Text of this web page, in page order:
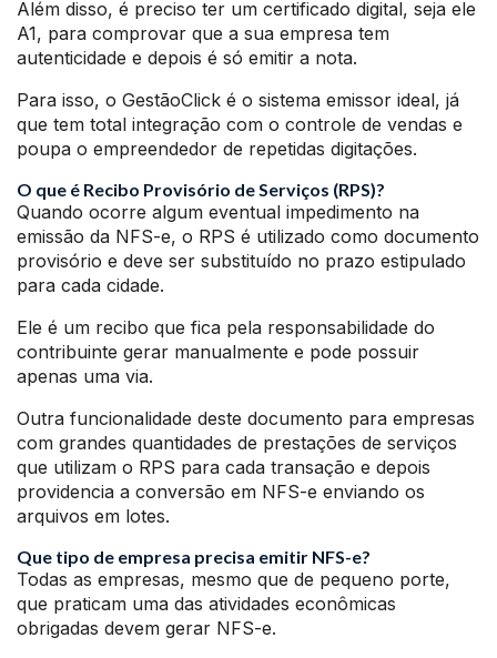
Além disso, é preciso ter um certificado digital, seja ele
A1, para comprovar que a sua empresa tem
autenticidade e depois é só emitir a nota.
Para isso, o GestãoClick é o sistema emissor ideal, já
que tem total integração com o controle de vendas e
poupa o empreendedor de repetidas digitações.
O que é Recibo Provisório de Serviços (RPS)?
Quando ocorre algum eventual impedimento na
emissão da NFS-e, o RPS é utilizado como documento
provisório e deve ser substituído no prazo estipulado
para cada cidade.
Ele é um recibo que fica pela responsabilidade do
contribuinte gerar manualmente e pode possuir
apenas uma via.
Outra funcionalidade deste documento para empresas
com grandes quantidades de prestações de serviços
que utilizam o RPS para cada transação e depois
providencia a conversão em NFS-e enviando os
arquivos em lotes.
Que tipo de empresa precisa emitir NFS-e?
Todas as empresas, mesmo que de pequeno porte,
que praticam uma das atividades econômicas
obrigadas devem gerar NFS-e.